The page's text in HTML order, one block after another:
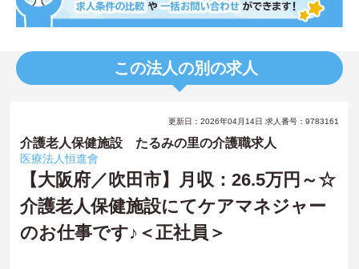
この法人の別の求人
更新日：2026年04月14日 求人番号：9783161
介護老人保健施設 たるみの里の介護職求人
医療法人恒進會
【大阪府／吹田市】月収：26.5万円～☆
介護老人保健施設にてケアマネジャー
のお仕事です♪＜正社員＞